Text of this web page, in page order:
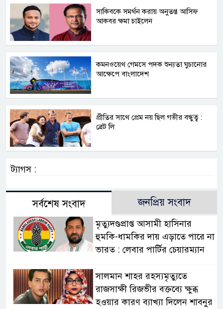
সাকিবকে সমর্থন করায় অনুতপ্ত আসিফ
আকবর ক্ষমা চাইলেন
কমনওয়েথ গেমসে পদক শুন্যতা ঘুচানোর
আক্ষেপে বাংলাদেশ
প্রীতির সাথে প্রেম নয় ছিল গভীর বন্ধুত্ব :
ব্রেট লি
ট্যাগস :
সর্বশেষ সংবাদ জনপ্রিয় সংবাদ
মৃত্যুদণ্ডপ্রাপ্ত আসামী হাসিনার
হুমকি-ধামকির দায় এড়াতে পারে না
ভারত : লেবার পার্টির চেয়ারম্যান
সালমান শাহর রহস্যমৃত্যুতে
রাজসাক্ষী রিজভীর বক্তব্যে ক্ষুব্ধ
হওয়ার কারণ ব্যাখ্যা দিলেন শাবনুর